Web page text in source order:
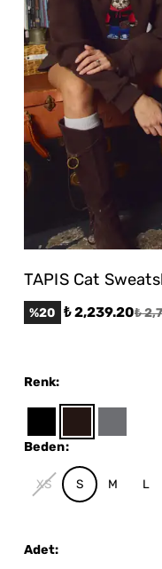
TAPIS Cat
%20 ₺ 2,239.20₺
Renk:
Beden:
XS S M L
Adet: